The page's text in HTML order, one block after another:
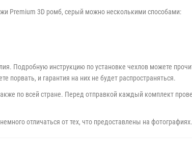
Premium 3D ромб, серый можно несколькими способами:
Подробную инструкцию по установке чехлов можете
порвать, и гарантия на них не будет распространяться.
по всей стране. Перед отправкой каждый комплект
отличаться от тех, что предоставлены на фотографиях.